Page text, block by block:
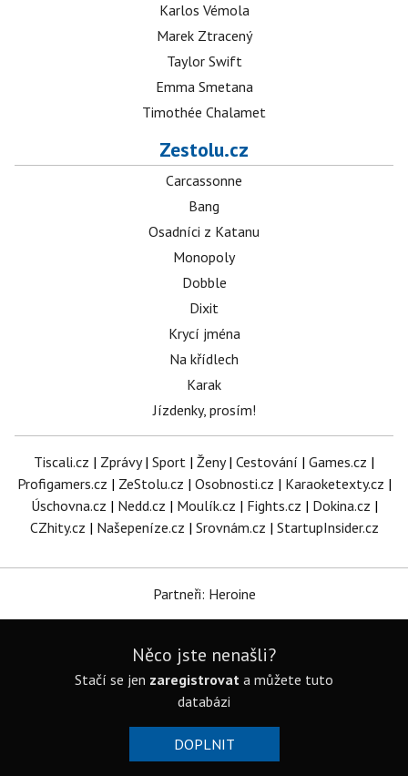
Karlos Vémola
Marek Ztracený
Taylor Swift
Emma Smetana
Timothée Chalamet
Zestolu.cz
Carcassonne
Bang
Osadníci z Katanu
Monopoly
Dobble
Dixit
Krycí jména
Na křídlech
Karak
Jízdenky, prosím!
Tiscali.cz | Zprávy| Sport | Ženy| Cestování | Games.cz |
Profigamers.cz | ZeStolu.cz | Osobnosti.cz | Karaoketexty.cz |
Úschovna.cz | Nedd.cz | Moulík.cz | Fights.cz | Dokina.cz |
CZhity.cz | Našepeníze.cz | Srovnám.cz | StartupInsider.cz
Partneři: Heroine
Něco jste nenašli?
Stačí se jen zaregistrovat a můžete tuto
databázi
DOPLNIT